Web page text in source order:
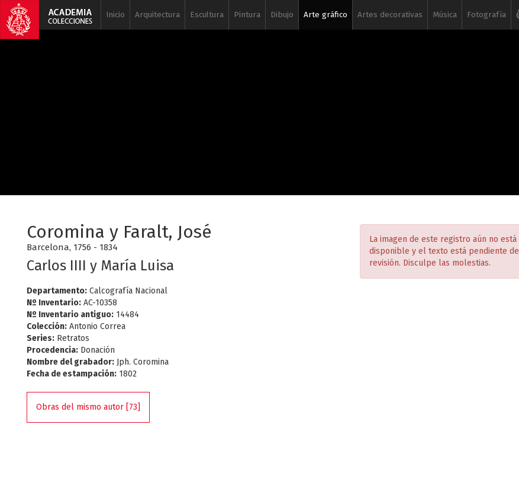
Inicio Arquitectura Escultura Pintura Dibujo Arte gráfico Artes decorativas Música Fotografía
Coromina y Faralt, José
Barcelona, 1756 - 1834
Carlos IIII y María Luisa
Departamento: Calcografía Nacional
Nº Inventario: AC-10358
Nº Inventario antiguo: 14484
Colección: Antonio Correa
Series: Retratos
Procedencia: Donación
Nombre del grabador: Jph. Coromina
Fecha de estampación: 1802
Obras del mismo autor [73]
La imagen de este registro aún no está
disponible y el texto está pendiente de
revisión. Disculpe las molestias.